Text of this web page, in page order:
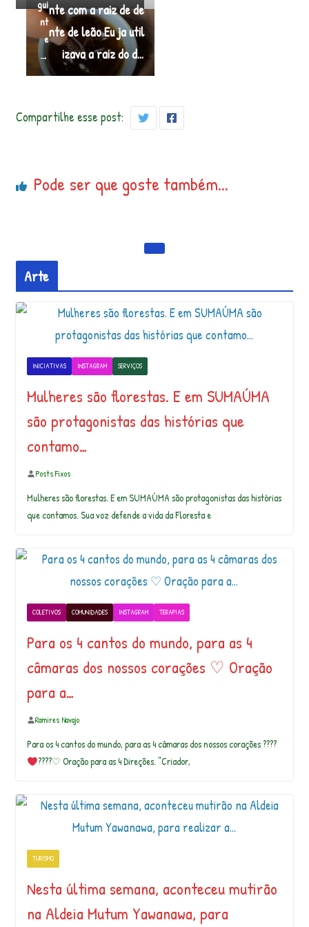
gui
nt
e
→
nte com a raiz de de
nte de leão Eu ja util
izava a raiz do d…
Compartilhe esse post:
Pode ser que goste também...
Arte
INICIATIVAS INSTAGRAM SERVIÇOS
Mulheres são florestas. E em SUMAÚMA
são protagonistas das histórias que
contamo…
Posts Fixos
Mulheres são florestas. E em SUMAÚMA são protagonistas das histórias
que contamos. Sua voz defende a vida da Floresta e
COLETIVOS COMUNIDADES INSTAGRAM TERAPIAS
Para os 4 cantos do mundo, para as 4
câmaras dos nossos corações ♡ Oração
para a…
Ramires Navajo
Para os 4 cantos do mundo, para as 4 câmaras dos nossos corações ????
????♡ Oração para as 4 Direções. “Criador,
TURISMO
Nesta última semana, aconteceu mutirão
na Aldeia Mutum Yawanawa, para